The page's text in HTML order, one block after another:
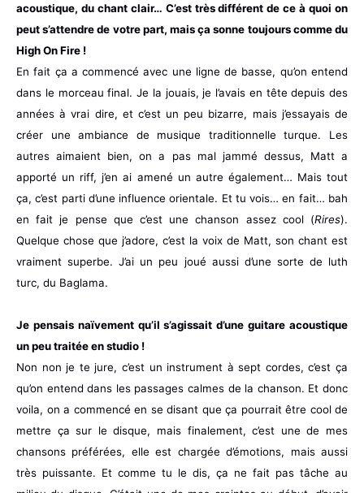
acoustique, du chant clair… C’est très différent de ce à quoi on
peut s’attendre de votre part, mais ça sonne toujours comme du
High On Fire !
En fait ça a commencé avec une ligne de basse, qu’on entend
dans le morceau final. Je la jouais, je l’avais en tête depuis des
années à vrai dire, et c’est un peu bizarre, mais j’essayais de
créer une ambiance de musique traditionnelle turque. Les
autres aimaient bien, on a pas mal jammé dessus, Matt a
apporté un riff, j’en ai amené un autre également… Mais tout
ça, c’est parti d’une influence orientale. Et tu vois… en fait… bah
en fait je pense que c’est une chanson assez cool (Rires).
Quelque chose que j’adore, c’est la voix de Matt, son chant est
vraiment superbe. J’ai un peu joué aussi d’une sorte de luth
turc, du Baglama.
Je pensais naïvement qu’il s’agissait d’une guitare acoustique
un peu traitée en studio !
Non non je te jure, c’est un instrument à sept cordes, c’est ça
qu’on entend dans les passages calmes de la chanson. Et donc
voila, on a commencé en se disant que ça pourrait être cool de
mettre ça sur le disque, mais finalement, c’est une de mes
chansons préférées, elle est chargée d’émotions, mais aussi
très puissante. Et comme tu le dis, ça ne fait pas tâche au